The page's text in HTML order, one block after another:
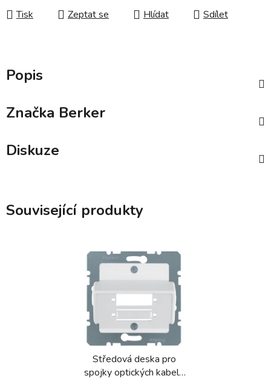
Tisk Zeptat se Hlídat Sdílet
Popis
Značka Berker
Diskuze
Související produkty
Středová deska pro
spojky optických kabelů